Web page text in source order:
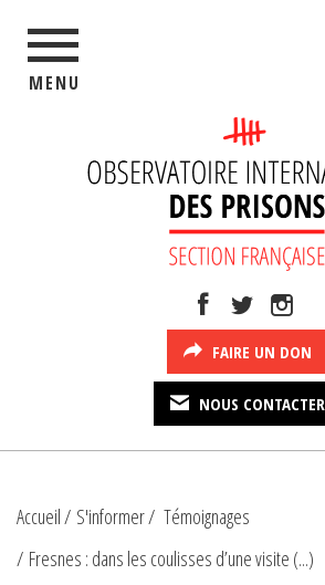
MENU
FAIRE UN DON
NOUS CONTACTER
Accueil S'informer
Témoignages
Fresnes : dans les coulisses d’une visite (...)